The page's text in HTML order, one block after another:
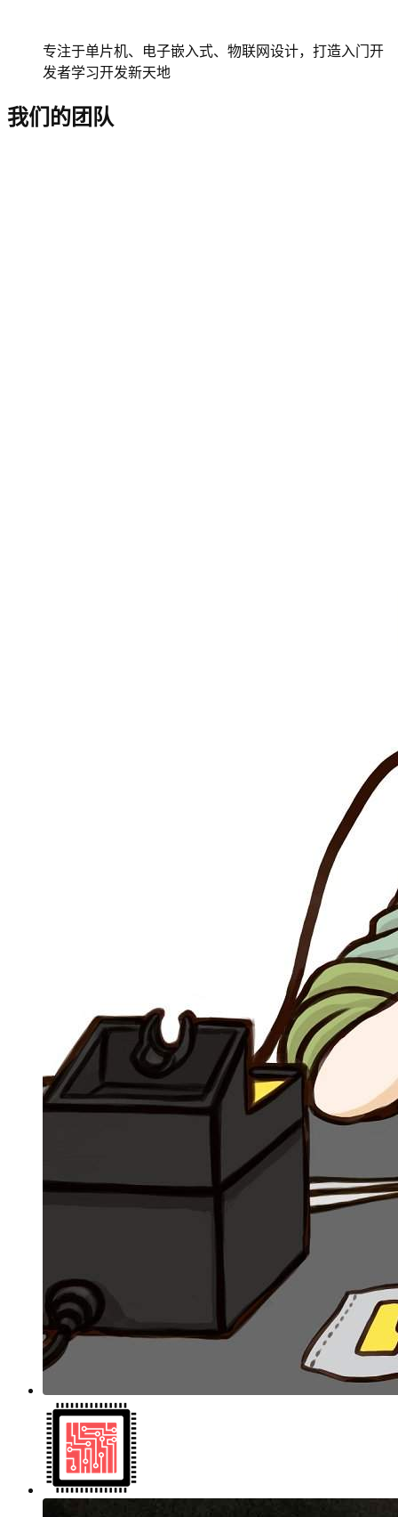
专注于单片机、电子嵌入式、物联网设计，打造入门开
发者学习开发新天地
我们的团队